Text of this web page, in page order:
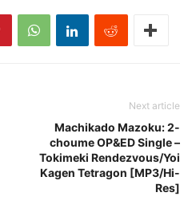
Next article
Machikado Mazoku: 2-
choume OP&ED Single –
Tokimeki Rendezvous/Yoi
Kagen Tetragon [MP3/Hi-
Res]